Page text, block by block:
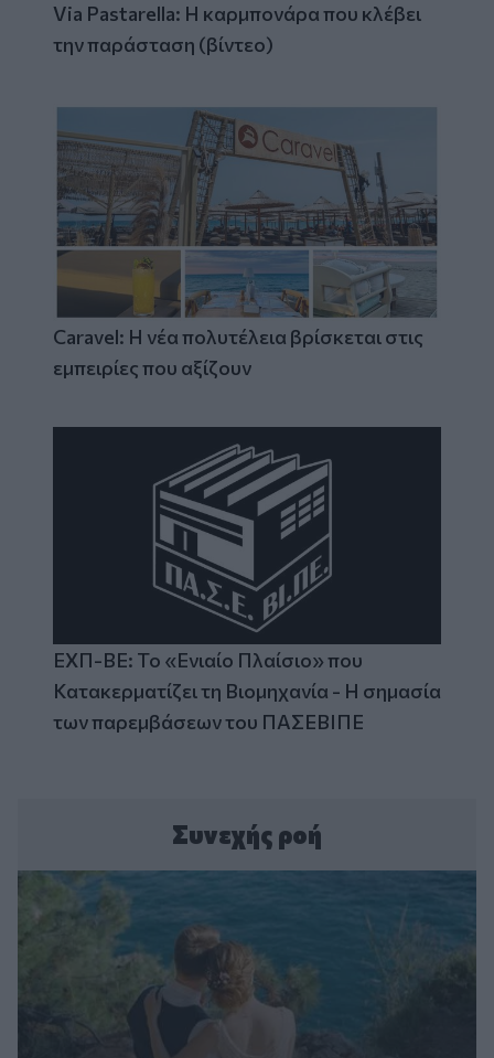
Via Pastarella: Η καρμπονάρα που κλέβει
την παράσταση (βίντεο)
Caravel: Η νέα πολυτέλεια βρίσκεται στις
εμπειρίες που αξίζουν
ΕΧΠ-ΒΕ: Το «Ενιαίο Πλαίσιο» που
Κατακερματίζει τη Βιομηχανία - Η σημασία
των παρεμβάσεων του ΠΑΣΕΒΙΠΕ
Συνεχής ροή